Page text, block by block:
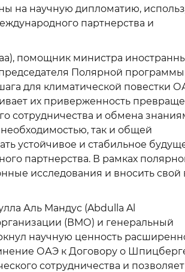
на научную дипломатию,
партнерства и
помощник министра
Полярной программы
для климатической повестки
их приверженность
сотрудничества и обмена
так и общей
устойчивое и стабильное
партнерства. В рамках
исследования и вносить свой
Аль Мандус (Abdulla Al
(ВМО) и генеральный
научную ценность
ОАЭ к Договору о
сотрудничества и позволяет